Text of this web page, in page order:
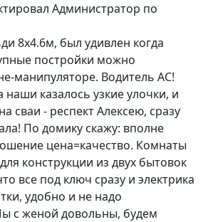
Администратор по
8х4.6м, был удивлен когда
постройки можно
манипуляторе. Водитель АС!
наши казалось узкие улочки, и
сваи - респект Алексею, сразу
По домику скажу: вполне
цена=качество. Комнаты
конструкции из двух бытовок
все под ключ сразу и электрика
удобно и не надо
с женой довольны, будем